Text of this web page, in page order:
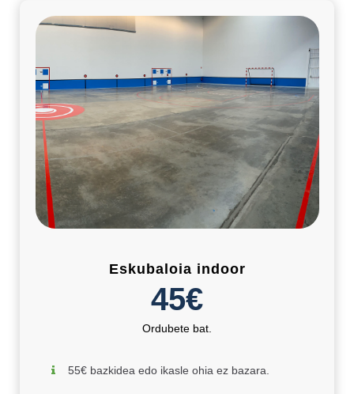
Eskubaloia indoor
45€
Ordubete bat.
55€ bazkidea edo ikasle ohia ez bazara.